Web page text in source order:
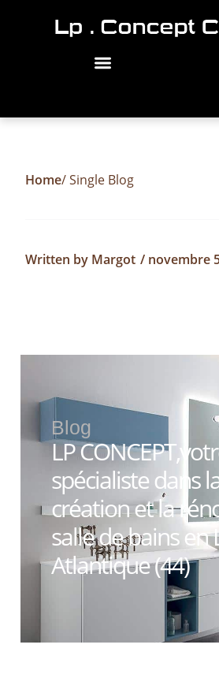
Home/ Single Blog
Written by Margot / novembre
Blog
LP
spécialiste dans
création et la
salle de bains en
Atlantique (44)